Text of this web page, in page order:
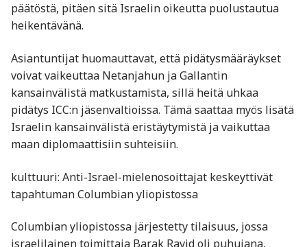
päätöstä, pitäen sitä Israelin oikeutta puolustautua
heikentävänä.
Asiantuntijat huomauttavat, että pidätysmääräykset
voivat vaikeuttaa Netanjahun ja Gallantin
kansainvälistä matkustamista, sillä heitä uhkaa
pidätys ICC:n jäsenvaltioissa. Tämä saattaa myös lisätä
Israelin kansainvälistä eristäytymistä ja vaikuttaa
maan diplomaattisiin suhteisiin.
kulttuuri: Anti-Israel-mielenosoittajat keskeyttivät
tapahtuman Columbian yliopistossa
Columbian yliopistossa järjestetty tilaisuus, jossa
israelilainen toimittaja Barak Ravid oli puhujana,